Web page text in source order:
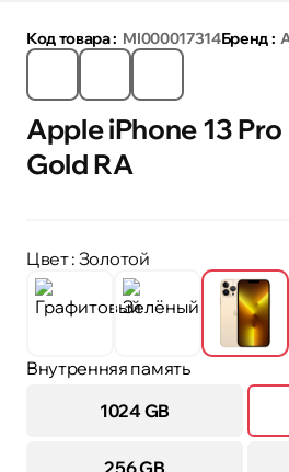
Код товара : MI000017314Бренд :
Apple iPhone 13
Gold RA
Цвет: Золотой
Внутренняя память
1024 GB
256 GB